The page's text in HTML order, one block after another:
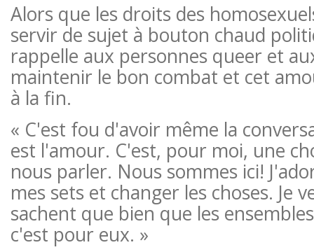
Alors que les droits des
servir de sujet à bouton chaud
rappelle aux personnes queer et
maintenir le bon combat et cet
à la fin.
« C'est fou d'avoir même la
est l'amour. C'est, pour moi, une
nous parler. Nous sommes ici!
mes sets et changer les choses. Je
sachent que bien que les
c'est pour eux. »